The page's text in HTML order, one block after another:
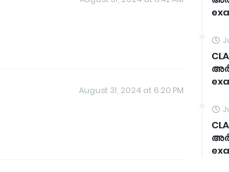
August 31, 2024 at 6:20 PM